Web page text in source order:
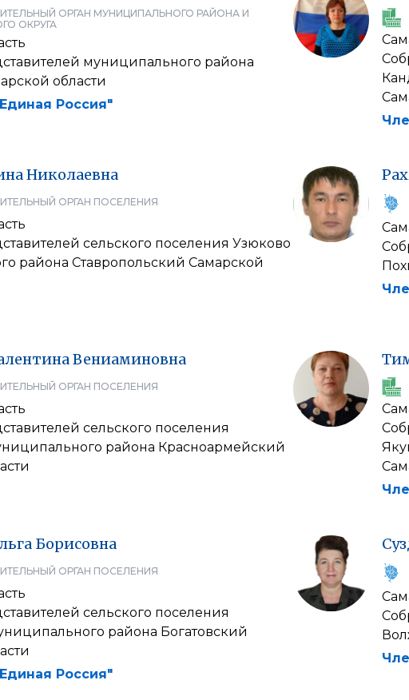
ОРГАН МУНИЦИПАЛЬНОГО РАЙОНА И
ОКРУГА
муниципального района
области
Россия"
Николаевна
ОРГАН ПОСЕЛЕНИЯ
сельского поселения Узюково
района Ставропольский Самарской
Вениаминовна
ОРГАН ПОСЕЛЕНИЯ
сельского поселения
района Красноармейский
Борисовна
ОРГАН ПОСЕЛЕНИЯ
сельского поселения
района Богатовский
Россия"